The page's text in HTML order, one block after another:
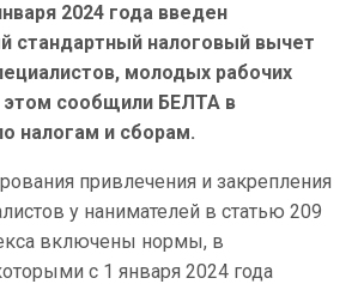
2024 года введен
стандартный налоговый вычет
молодых рабочих
сообщили БЕЛТА в
налогам и сборам.
привлечения и закрепления
у нанимателей в статью 209
включены нормы, в
с 1 января 2024 года